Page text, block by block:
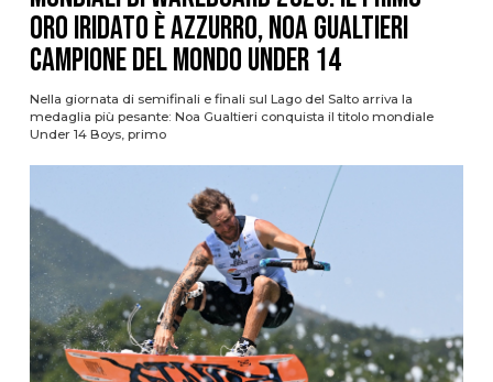
oro iridato è azzurro, Noa Gualtieri
campione del mondo Under 14
Nella giornata di semifinali e finali sul Lago del Salto arriva la
medaglia più pesante: Noa Gualtieri conquista il titolo mondiale
Under 14 Boys, primo